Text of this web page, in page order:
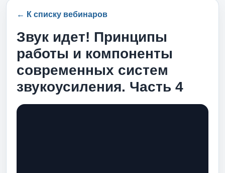
← К списку вебинаров
Звук идет! Принципы
работы и компоненты
современных систем
звукоусиления. Часть 4